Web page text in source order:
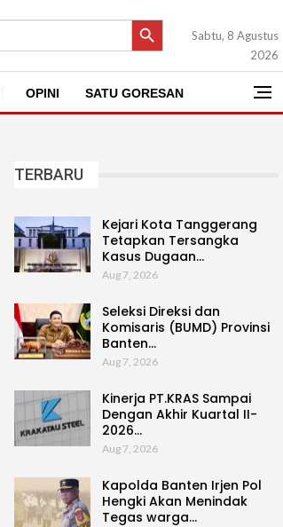
SEARCH BUTTON
Sabtu, 8 Agustus
2026
OPINI SATU GORESAN
TERBARU
Kejari Kota Tanggerang
Tetapkan Tersangka
Kasus Dugaan…
Aug 7, 2026
Seleksi Direksi dan
Komisaris (BUMD) Provinsi
Banten…
Aug 7, 2026
Kinerja PT.KRAS Sampai
Dengan Akhir Kuartal II-
2026…
Aug 7, 2026
Kapolda Banten Irjen Pol
Hengki Akan Menindak
Tegas warga…